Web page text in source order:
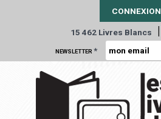
CONNEXION
15 462 Livres Blancs |
NEWSLETTER *